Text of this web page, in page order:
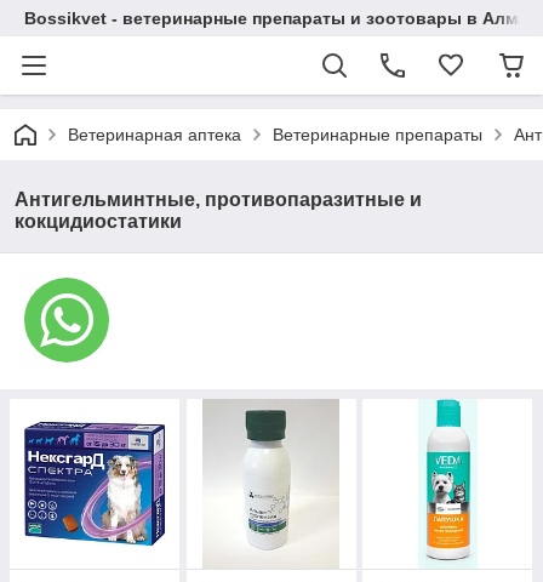
Bossikvet - ветеринарные препараты и зоотовары в
Ветеринарная аптека Ветеринарные препараты
Антигельминтные, противопаразитные и
кокцидиостатики